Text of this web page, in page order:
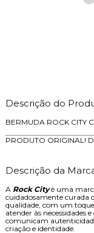
Descrição do
BERMUDA ROCK CITY
PRODUTO ORIGINAL!
Descrição da
A Rock Cityé uma
cuidadosamente curada
qualidade, com um toque
atender às necessidades
comunicam
criação e identidade.